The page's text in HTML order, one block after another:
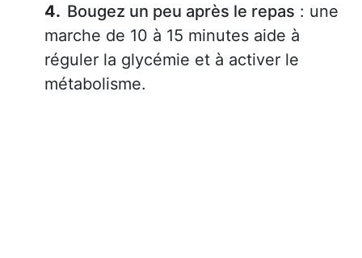
Bougez un peu après le repas : une
marche de 10 à 15 minutes aide à
réguler la glycémie et à activer le
métabolisme.